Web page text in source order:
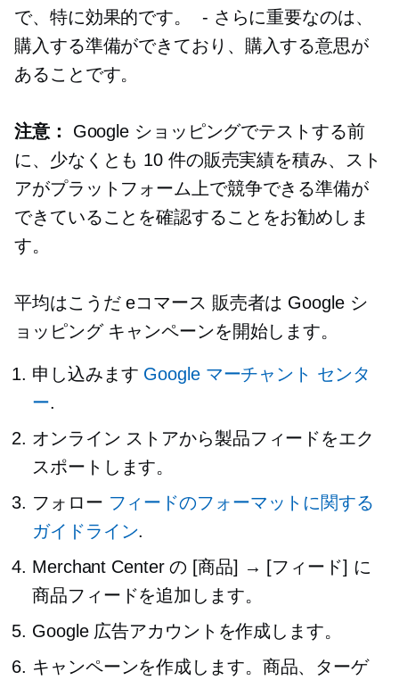
で、特に効果的です。
- さらに重要なのは、
購入する準備ができており、購入する意思が
あることです。
注意：
Google ショッピングでテストする前
に、少なくとも 10 件の販売実績を積み、スト
アがプラットフォーム上で競争できる準備が
できていることを確認することをお勧めしま
す。
平均はこうだeコマース 販売者は Google シ
ョッピング キャンペーンを開始します。
申し込みます Google マーチャント センタ
ー.
オンライン ストアから製品フィードをエク
スポートします。
フォロー フィードのフォーマットに関する
ガイドライン.
Merchant Center の [商品] → [フィード] に
商品フィードを追加します。
Google 広告アカウントを作成します。
キャンペーンを作成します。商品、ターゲ